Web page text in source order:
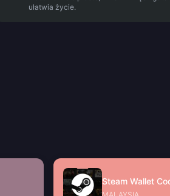
ułatwia życie.
Steam Wallet